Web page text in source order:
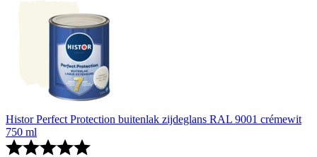
Histor Perfect Protection buitenlak zijdeglans RAL 9001 crémewit
750 ml